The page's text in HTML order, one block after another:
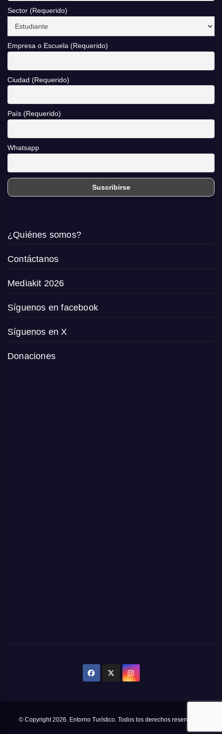
Sector (Requerido)
Empresa o Escuela (Requerido)
Ciudad (Requerido)
País (Requerido)
Whatsapp
¿Quiénes somos?
Contáctanos
Mediakit 2026
Síguenos en facebook
Síguenos en X
Donaciones